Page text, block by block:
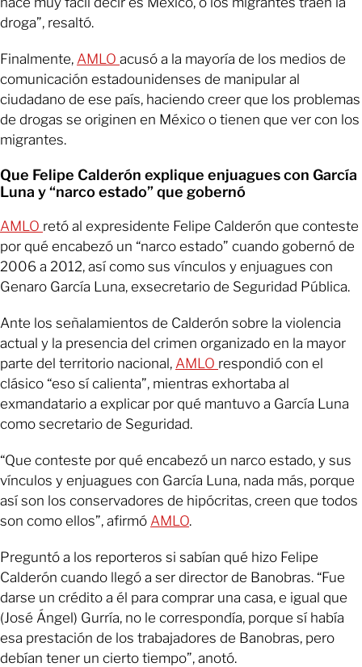
droga”, resaltó.
Finalmente, AMLO acusó a la mayoría de los medios de
comunicación estadounidenses de manipular al
ciudadano de ese país, haciendo creer que los problemas
de drogas se originen en México o tienen que ver con los
migrantes.
Que Felipe Calderón explique enjuagues con García
Luna y “narco estado” que gobernó
AMLO retó al expresidente Felipe Calderón que conteste
por qué encabezó un “narco estado” cuando gobernó de
2006 a 2012, así como sus vínculos y enjuagues con
Genaro García Luna, exsecretario de Seguridad Pública.
Ante los señalamientos de Calderón sobre la violencia
actual y la presencia del crimen organizado en la mayor
parte del territorio nacional, AMLO respondió con el
clásico “eso sí calienta”, mientras exhortaba al
exmandatario a explicar por qué mantuvo a García Luna
como secretario de Seguridad.
“Que conteste por qué encabezó un narco estado, y sus
vínculos y enjuagues con García Luna, nada más, porque
así son los conservadores de hipócritas, creen que todos
son como ellos”, afirmó AMLO.
Preguntó a los reporteros si sabían qué hizo Felipe
Calderón cuando llegó a ser director de Banobras. “Fue
darse un crédito a él para comprar una casa, e igual que
(José Ángel) Gurría, no le correspondía, porque sí había
esa prestación de los trabajadores de Banobras, pero
debían tener un cierto tiempo”, anotó.